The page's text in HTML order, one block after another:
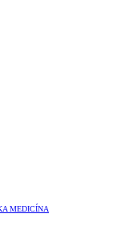
MEDICÍNA